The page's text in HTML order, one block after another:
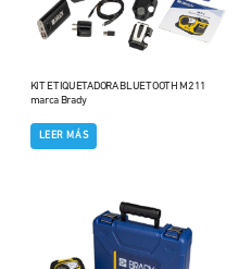
KIT ETIQUETADORA BLUETOOTH M211
marca Brady
LEER MÁS